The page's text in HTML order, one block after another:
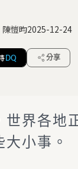
陳愷昀2025-12-24
DQ 分享
世界各地
大小事。